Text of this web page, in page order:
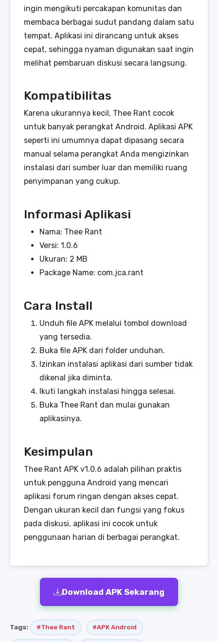
ingin mengikuti percakapan komunitas dan
membaca berbagai sudut pandang dalam satu
tempat. Aplikasi ini dirancang untuk akses
cepat, sehingga nyaman digunakan saat ingin
melihat pembaruan diskusi secara langsung.
Kompatibilitas
Karena ukurannya kecil, Thee Rant cocok
untuk banyak perangkat Android. Aplikasi APK
seperti ini umumnya dapat dipasang secara
manual selama perangkat Anda mengizinkan
instalasi dari sumber luar dan memiliki ruang
penyimpanan yang cukup.
Informasi Aplikasi
Nama: Thee Rant
Versi: 1.0.6
Ukuran: 2 MB
Package Name: com.jca.rant
Cara Install
Unduh file APK melalui tombol download
yang tersedia.
Buka file APK dari folder unduhan.
Izinkan instalasi aplikasi dari sumber tidak
dikenal jika diminta.
Ikuti langkah instalasi hingga selesai.
Buka Thee Rant dan mulai gunakan
aplikasinya.
Kesimpulan
Thee Rant APK v1.0.6 adalah pilihan praktis
untuk pengguna Android yang mencari
aplikasi forum ringan dengan akses cepat.
Dengan ukuran kecil dan fungsi yang fokus
pada diskusi, aplikasi ini cocok untuk
penggunaan harian di berbagai perangkat.
Download APK Sekarang
Tags: #Thee Rant #APK Android